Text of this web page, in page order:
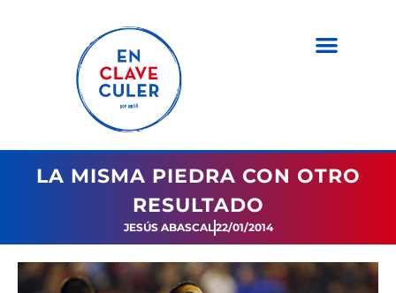
LA MISMA PIEDRA CON OTRO
RESULTADO
JESÚS ABASCAL22/01/2014